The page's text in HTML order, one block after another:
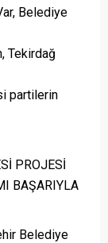
Belediye
Tekirdağ
partilerin
PROJESİ
BAŞARIYLA
Belediye